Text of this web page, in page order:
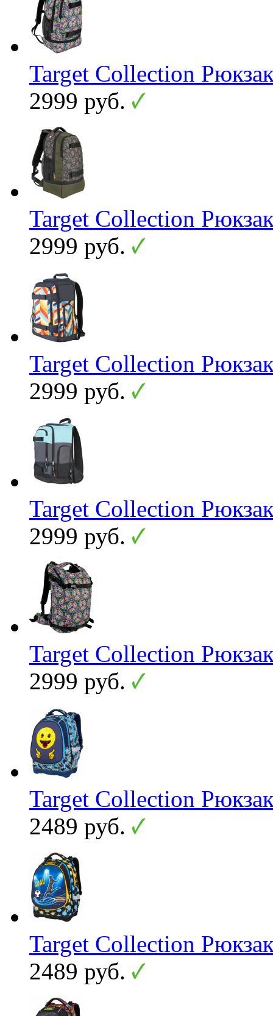
Target Collection
2999 руб.
Target Collection
2999 руб.
Target Collection
2999 руб.
Target Collection
2999 руб.
Target Collection
2999 руб.
Target Collection
2489 руб.
Target Collection
2489 руб.